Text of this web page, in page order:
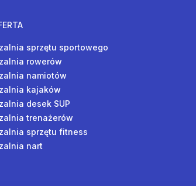
sprzętu sportowego
rowerów
namiotów
kajaków
desek SUP
trenażerów
sprzętu fitness
nart